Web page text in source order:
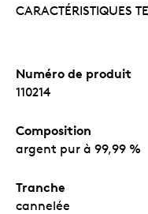
CARACTÉRISTIQUES
Numéro de produit
110214
Composition
argent pur à 99,99 %
Tranche
cannelée